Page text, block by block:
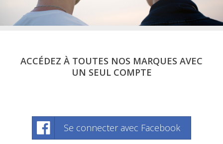
ACCÉDEZ À TOUTES NOS MARQUES AVEC
UN SEUL COMPTE
Se connecter avec Facebook